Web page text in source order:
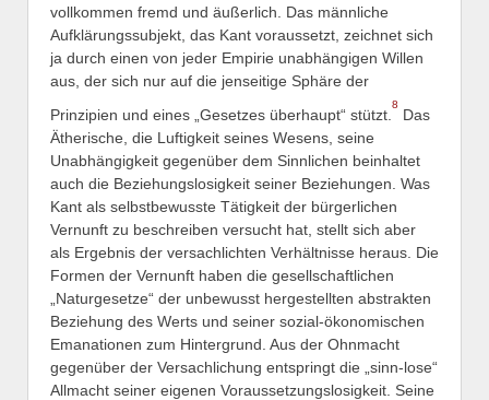
vollkommen fremd und äußerlich. Das männliche
Aufklärungssubjekt, das Kant voraussetzt, zeichnet sich
ja durch einen von jeder Empirie unabhängigen Willen
aus, der sich nur auf die jenseitige Sphäre der
Prinzipien und eines „Gesetzes überhaupt“ stützt.
8
Das
Ätherische, die Luftigkeit seines Wesens, seine
Unabhängigkeit gegenüber dem Sinnlichen beinhaltet
auch die Beziehungslosigkeit seiner Beziehungen. Was
Kant als selbstbewusste Tätigkeit der bürgerlichen
Vernunft zu beschreiben versucht hat, stellt sich aber
als Ergebnis der versachlichten Verhältnisse heraus. Die
Formen der Vernunft haben die gesellschaftlichen
„Naturgesetze“ der unbewusst hergestellten abstrakten
Beziehung des Werts und seiner sozial-ökonomischen
Emanationen zum Hintergrund. Aus der Ohnmacht
gegenüber der Versachlichung entspringt die „sinn-lose“
Allmacht seiner eigenen Voraussetzungslosigkeit. Seine